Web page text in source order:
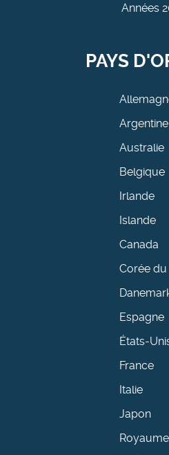
Années
PAYS
Argentine
Australie
Belgique
Irlande
Islande
Canada
Corée
Espagne
États-
France
Italie
Japon